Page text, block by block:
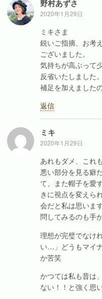
野村あずさ
2020年1月29日
ミキさま
鋭いご指摘、お考
ございました。
気持ちが高ぶって
反省いたしました。
補足を加えました
返信
ミキ
2020年1月29日
あれもダメ、これ
悪い部分を見る癖
て、また帽子を愛
きに視点を変えら
会だと私は思いま
問してみるのも手か
理想が完璧でなけ
い…」どうもマイ
か苦笑
かつては私も昔は
ない！！と強く思